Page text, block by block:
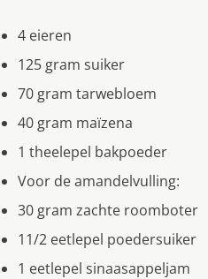
4 eieren
125 gram suiker
70 gram tarwebloem
40 gram maïzena
1 theelepel bakpoeder
Voor de amandelvulling:
30 gram zachte roomboter
11/2 eetlepel poedersuiker
1 eetlepel sinaasappeljam